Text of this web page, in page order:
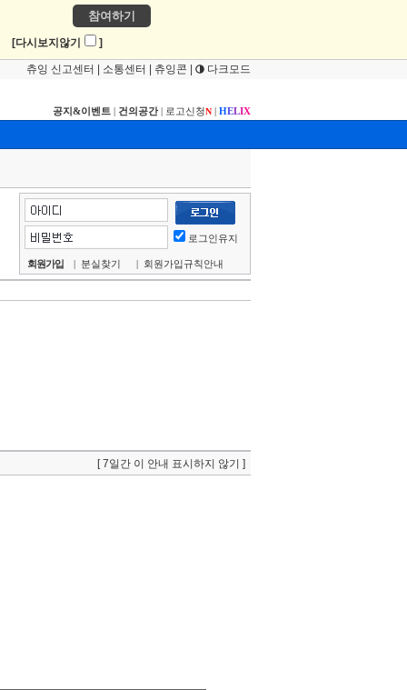
참여하기
[다시보지않기 ]
츄잉 신고센터 소통센터 츄잉콘 다크모드
공지&이벤트 | 건의공간| 로고신청N | HELIX
로그인유지
회원가입 | 분실찾기 | 회원가입규칙안내
[ 7일간 이 안내 표시하지 않기 ]